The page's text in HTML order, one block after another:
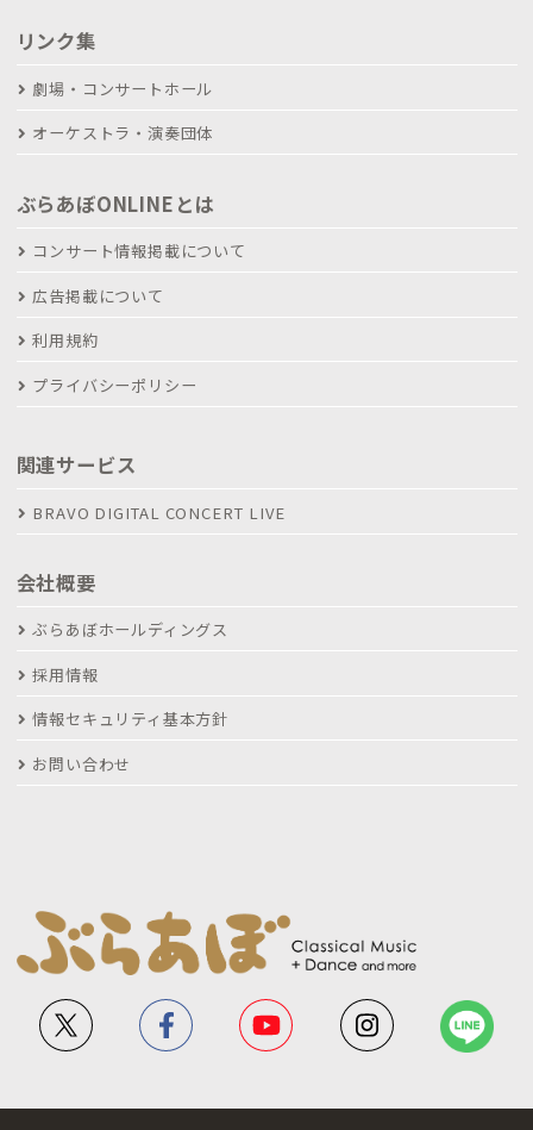
リンク集
劇場・コンサートホール
オーケストラ・演奏団体
ぶらあぼONLINEとは
コンサート情報掲載について
広告掲載について
利用規約
プライバシーポリシー
関連サービス
BRAVO DIGITAL CONCERT LIVE
会社概要
ぶらあぼホールディングス
採用情報
情報セキュリティ基本方針
お問い合わせ